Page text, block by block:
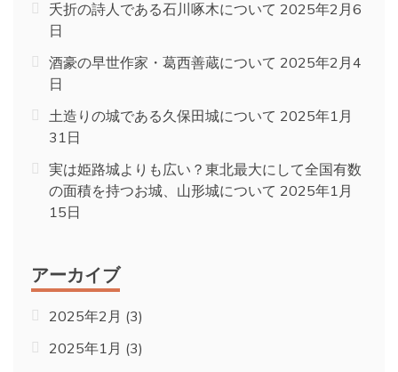
夭折の詩人である石川啄木について 2025年2月6
日
酒豪の早世作家・葛西善蔵について 2025年2月4
日
土造りの城である久保田城について 2025年1月
31日
実は姫路城よりも広い？東北最大にして全国有数
の面積を持つお城、山形城について 2025年1月
15日
アーカイブ
2025年2月 (3)
2025年1月 (3)